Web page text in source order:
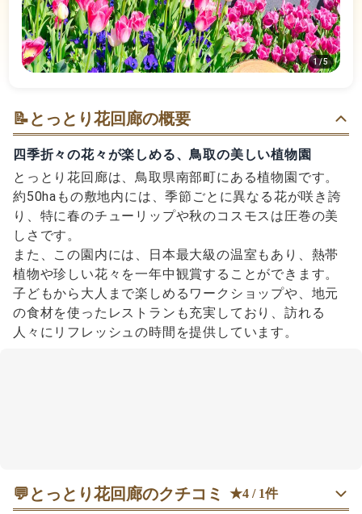
1/5
📝とっとり花回廊の概要
四季折々の花々が楽しめる、鳥取の美しい植物園
とっとり花回廊は、鳥取県南部町にある植物園です。
約50haもの敷地内には、季節ごとに異なる花が咲き誇
り、特に春のチューリップや秋のコスモスは圧巻の美
しさです。
また、この園内には、日本最大級の温室もあり、熱帯
植物や珍しい花々を一年中観賞することができます。
子どもから大人まで楽しめるワークショップや、地元
の食材を使ったレストランも充実しており、訪れる
人々にリフレッシュの時間を提供しています。
💬とっとり花回廊のクチコミ ★4 / 1件